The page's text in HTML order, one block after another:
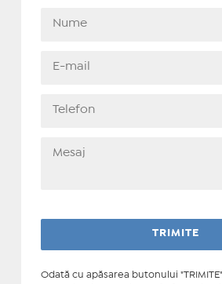
Odată cu apăsarea butonului